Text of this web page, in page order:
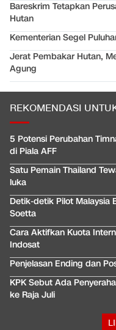
Bareskrim Tetapkan
Hutan
Kementerian Segel
Jerat Pembakar Hutan,
Agung
REKOMENDASI
5 Potensi Perubahan
di Piala AFF
Satu Pemain Thailand
luka
Detik-detik Pilot Malaysia
Soetta
Cara Aktifkan Kuota
Indosat
Penjelasan Ending dan
KPK Sebut Ada
ke Raja Juli